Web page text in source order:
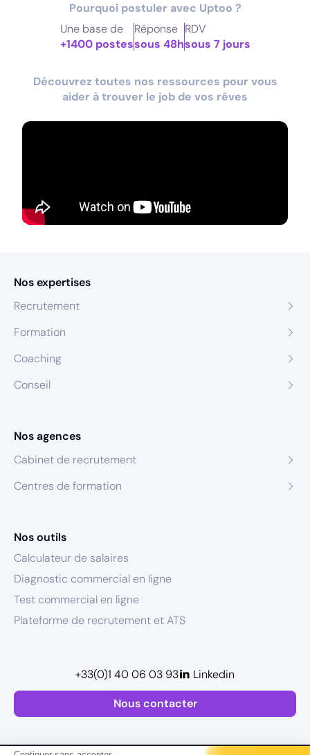
Pourquoi postuler avec Uptoo ?
Une base de
+1400 postes
Réponse
sous 48h
RDV
sous 7 jours
Découvrez toutes nos ressources pour vous
aider à trouver le job de vos rêves
Nos expertises
Recrutement
Formation
Coaching
Conseil
Nos agences
Cabinet de recrutement
Centres de formation
Nos outils
Calculateur de salaires
Diagnostic commercial en ligne
Test commercial en ligne
Plateforme de recrutement et ATS
Nous contacter
+33(0)1 40 06 03 93 Linkedin